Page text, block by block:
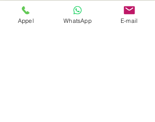
Appel WhatsApp E-mail